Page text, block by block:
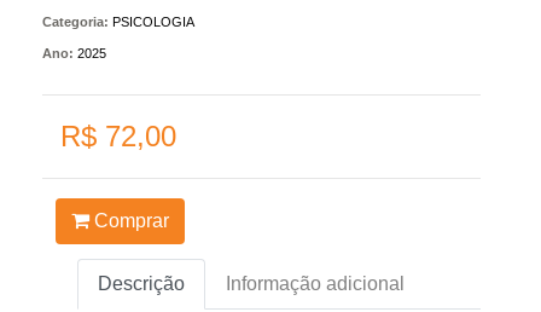
Categoria: PSICOLOGIA
Ano: 2025
R$ 72,00
Comprar
Descrição Informação adicional